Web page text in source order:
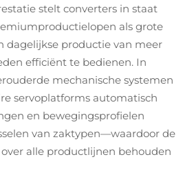
stelt converters in staat
als grote
dagelijkse productie van meer
efficiënt te bedienen. In
mechanische systemen
servoplatforms automatisch
en bewegingsprofielen
van zaktypen—waardoor de
alle productlijnen behouden